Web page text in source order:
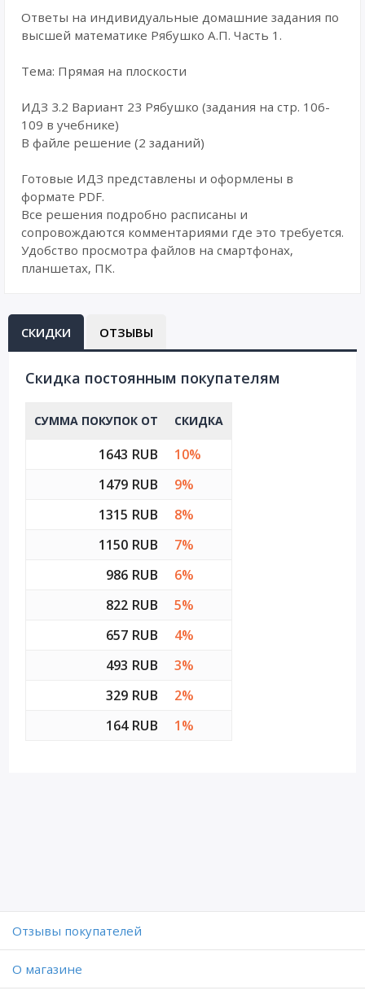
Ответы на индивидуальные домашние задания по
высшей математике Рябушко А.П. Часть 1.
Тема: Прямая на плоскости
ИДЗ 3.2 Вариант 23 Рябушко (задания на стр. 106-
109 в учебнике)
В файле решение (2 заданий)
Готовые ИДЗ представлены и оформлены в
формате PDF.
Все решения подробно расписаны и
сопровождаются комментариями где это требуется.
Удобство просмотра файлов на смартфонах,
планшетах, ПК.
СКИДКИ ОТЗЫВЫ
Cкидка постоянным покупателям
СУММА ПОКУПОК ОТ СКИДКА
1643 RUB
10%
1479 RUB
9%
1315 RUB
8%
1150 RUB
7%
986 RUB
6%
822 RUB
5%
657 RUB
4%
493 RUB
3%
329 RUB
2%
164 RUB
1%
Отзывы покупателей
O магазине